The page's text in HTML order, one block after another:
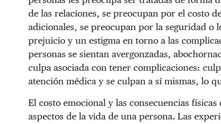
de las relaciones, se preocupan por el costo
adicionales, se preocupan por la seguridad o
prejuicio y un estigma en torno a las
personas se sientan avergonzadas,
culpa asociada con tener complicaciones:
atención médica y se culpan a sí mismas, lo
El costo emocional y las consecuencias
aspectos de la vida de una persona. Las